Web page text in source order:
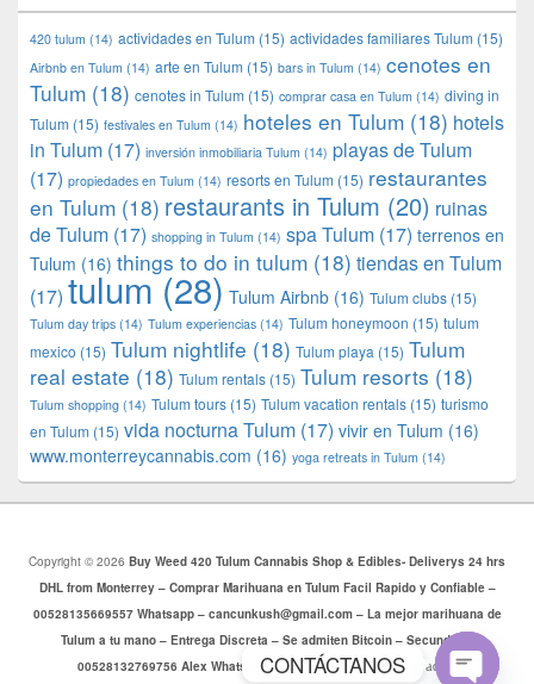
420 tulum (14) actividades en Tulum (15) actividades familiares Tulum (15)
Airbnb en Tulum (14) arte en Tulum (15) bars in Tulum (14) cenotes en
Tulum (18) cenotes in Tulum (15) comprar casa en Tulum (14) diving in
Tulum (15) festivales en Tulum (14) hoteles en Tulum (18) hotels
in Tulum (17) inversión inmobiliaria Tulum (14) playas de Tulum
(17) propiedades en Tulum (14) resorts en Tulum (15) restaurantes
en Tulum (18) restaurants in Tulum (20) ruinas
de Tulum (17) shopping in Tulum (14) spa Tulum (17) terrenos en
Tulum (16) things to do in tulum (18) tiendas en Tulum
(17) tulum(28) Tulum Airbnb (16) Tulum clubs (15)
Tulum day trips (14) Tulum experiencias (14) Tulum honeymoon (15) tulum
mexico (15) Tulum nightlife (18) Tulum playa (15) Tulum
real estate (18) Tulum rentals (15) Tulum resorts (18)
Tulum shopping (14) Tulum tours (15) Tulum vacation rentals (15) turismo
en Tulum (15) vida nocturna Tulum (17) vivir en Tulum (16)
www.monterreycannabis.com (16) yoga retreats in Tulum (14)
Copyright © 2026 Buy Weed 420 Tulum Cannabis Shop & Edibles- Deliverys 24 hrs
DHL from Monterrey – Comprar Marihuana en Tulum Facil Rapido y Confiable –
00528135669557 Whatsapp – cancunkush@gmail.com – La mejor marihuana de
Tulum a tu mano – Entrega Discreta – Se admiten Bitcoin – Secundario
00528132769756 Alex Whatsapp. Todos los Derechos Reservados.
CONTÁCTANOS